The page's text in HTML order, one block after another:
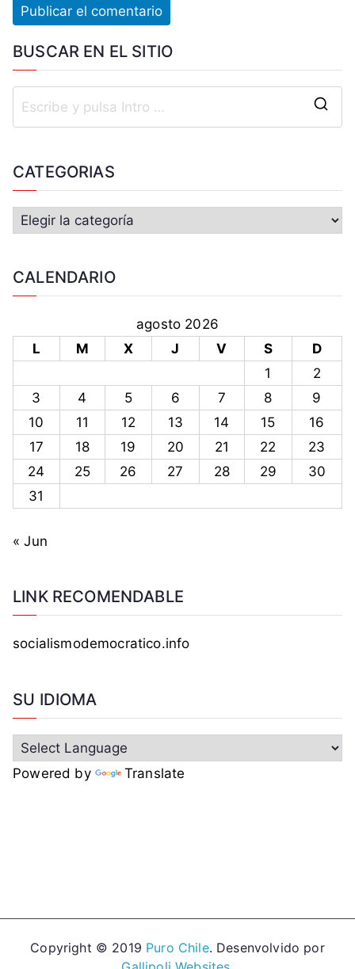
BUSCAR EN EL SITIO
CATEGORIAS
CALENDARIO
agosto 2026
L
M X J V S
D
1
2
3
4 5 6 7 8
9
10
11 12 13 14 15
16
17
18 19 20 21 22
23
24
25 26 27 28 29
30
31
« Jun
LINK RECOMENDABLE
socialismodemocratico.info
SU IDIOMA
Powered by Translate
Copyright © 2019 Puro Chile. Desenvolvido por